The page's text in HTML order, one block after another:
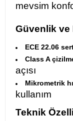
mevsim
Güvenlik ve
ECE 22.06
Class A
açısı
Mikrometrik
kullanım
Teknik